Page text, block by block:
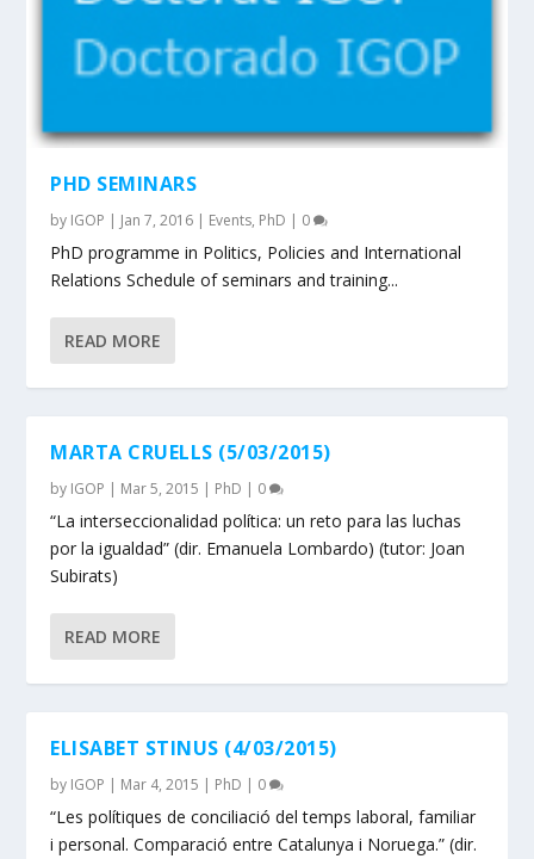
PHD SEMINARS
by IGOP | Jan 7, 2016 | Events, PhD | 0
PhD programme in Politics, Policies and International
Relations Schedule of seminars and training...
READ MORE
MARTA CRUELLS (5/03/2015)
by IGOP | Mar 5, 2015 | PhD | 0
“La interseccionalidad política: un reto para las luchas
por la igualdad” (dir. Emanuela Lombardo) (tutor: Joan
Subirats)
READ MORE
ELISABET STINUS (4/03/2015)
by IGOP | Mar 4, 2015 | PhD | 0
“Les polítiques de conciliació del temps laboral, familiar
i personal. Comparació entre Catalunya i Noruega.” (dir.